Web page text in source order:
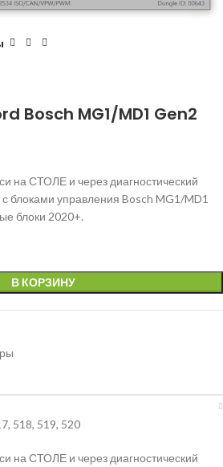
Bosch MG1/MD1 Gen2
на СТОЛЕ и через диагностический
блоками управления Bosch MG1/MD1
блоки 2020+.
В КОРЗИНУ
518, 519, 520
на СТОЛЕ и через диагностический